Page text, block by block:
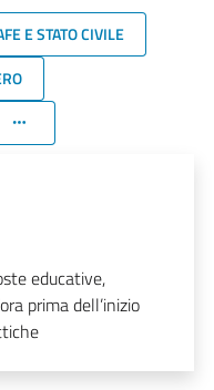
E STATO CIVILE
educative,
prima dell’inizio